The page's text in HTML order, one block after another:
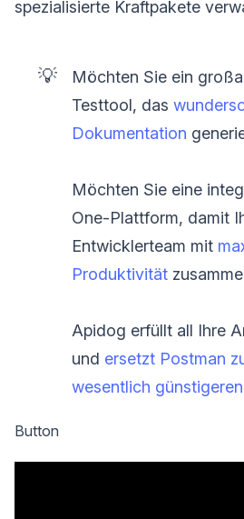
spezialisierte Kraftpakete
💡
Möchten Sie ein
Testtool, das
Dokumentation
Möchten Sie eine
One-Plattform, damit
Entwicklerteam mit
Produktivität
Apidog erfüllt all Ihre
und ersetzt Postman
wesentlich
Button